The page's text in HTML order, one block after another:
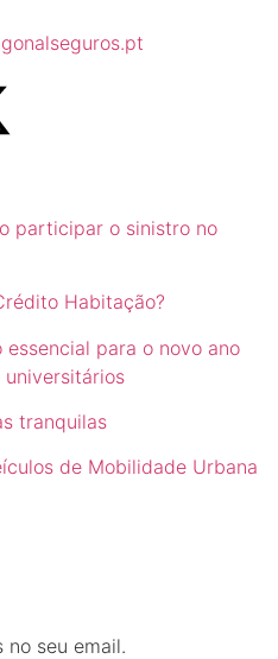
participar o sinistro no
Habitação?
para o novo ano
tranquilas
de Mobilidade Urbana
no seu email.